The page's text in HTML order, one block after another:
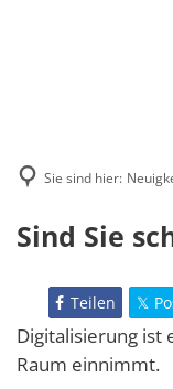
Sie sind hier:
Sind Sie
Teilen
Digitalisierung ist
Raum einnimmt.